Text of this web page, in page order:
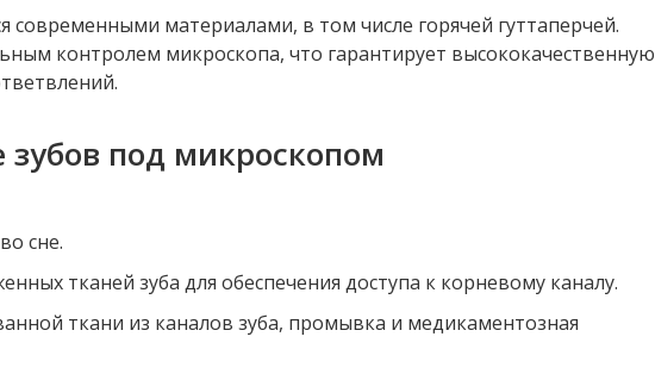
современными материалами, в том числе горячей гуттаперчей.
контролем микроскопа, что гарантирует высококачественную
под микроскопом
сне.
тканей зуба для обеспечения доступа к корневому каналу.
ткани из каналов зуба, промывка и медикаментозная